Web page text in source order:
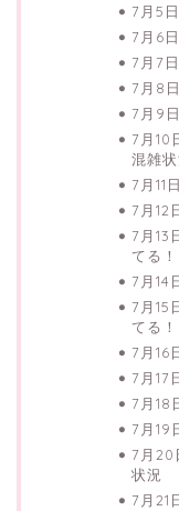
7月5
7月6
7月7
7月8
7月9
7月
混雑状
7月
7月
7月
てる！
7月
7月
てる！
7月
7月
7月
7月
7月
状況
7月